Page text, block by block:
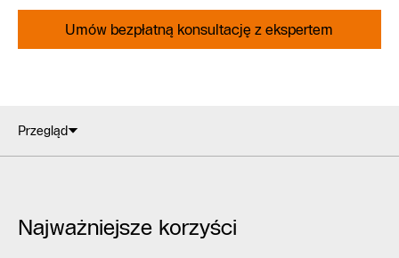
Umów bezpłatną konsultację z ekspertem
Przegląd
Najważniejsze korzyści